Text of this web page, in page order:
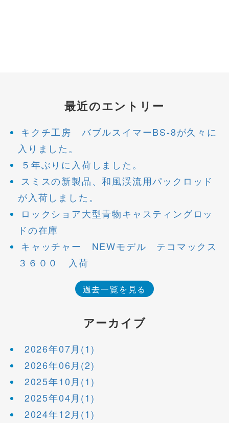
最近のエントリー
キクチ工房 バブルスイマーBS-8が久々に
入りました。
５年ぶりに入荷しました。
スミスの新製品、和風渓流用パックロッド
が入荷しました。
ロックショア大型青物キャスティングロッ
ドの在庫
キャッチャー NEWモデル テコマックス
３６００ 入荷
過去一覧を見る
アーカイブ
2026年07月(1)
2026年06月(2)
2025年10月(1)
2025年04月(1)
2024年12月(1)